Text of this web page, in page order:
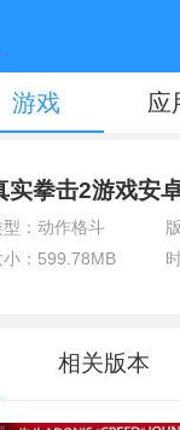
游戏 应
实拳击2游戏安
型：动作格斗
小：599.78MB
相关版本